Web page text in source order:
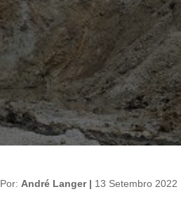
Por: André Langer | 13 Setembro 2022